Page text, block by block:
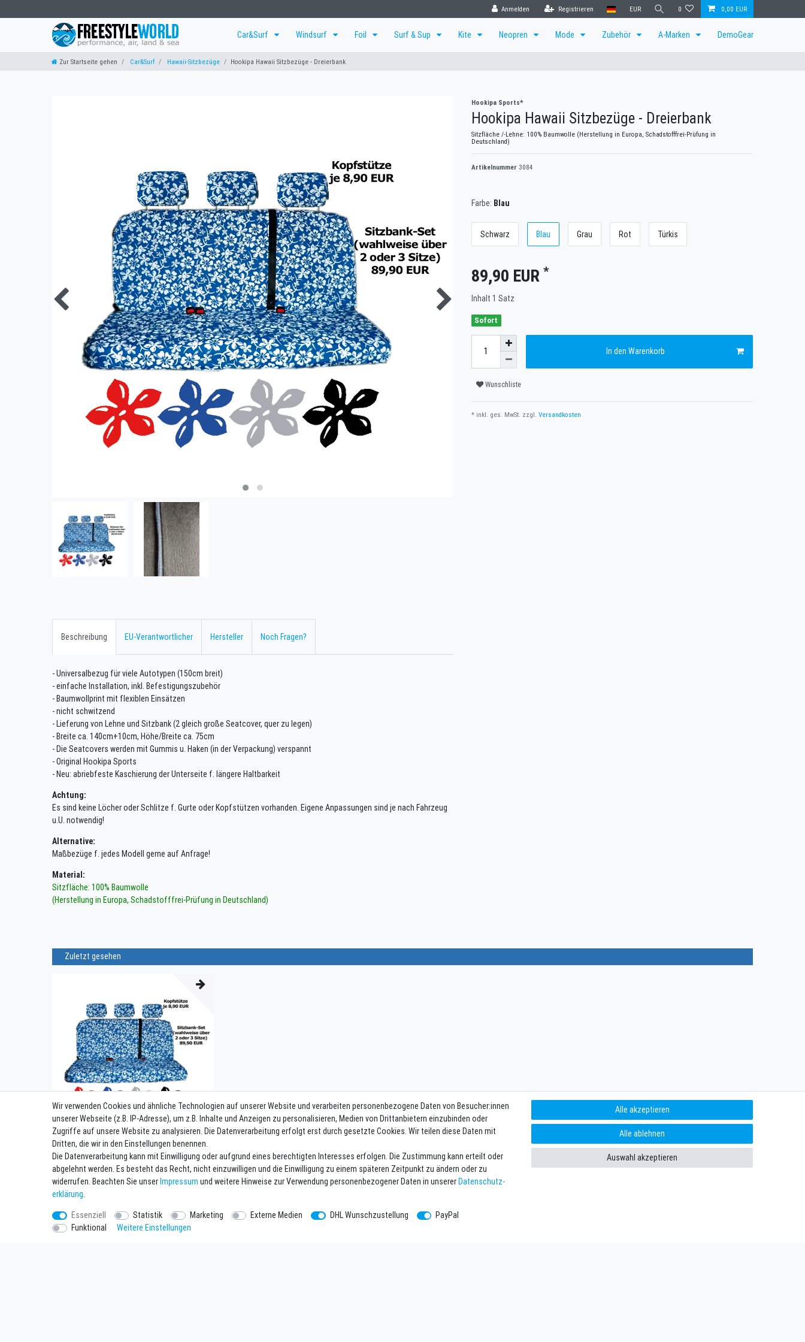
Anmelden Registrieren EUR 0 0,00 EUR
Car&Surf Windsurf Foil Surf & Sup Kite Neopren Mode Zubehör A-Marken DemoGear
Zur Startseite gehen Car&Surf Hawaii-Sitzbezüge Hookipa Hawaii Sitzbezüge - Dreierbank
Hookipa Sports*
Hookipa Hawaii Sitzbezüge - Dreierbank
Sitzfläche /-Lehne: 100% Baumwolle (Herstellung in Europa, Schadstofffrei-Prüfung in
Deutschland)
Artikelnummer 3084
Farbe: Blau
Schwarz Blau Grau Rot Türkis
89,90 EUR *
Inhalt 1 Satz
Sofort
In den Warenkorb
Wunschliste
* inkl. ges. MwSt. zzgl. Versandkosten
Beschreibung EU-Verantwortlicher Hersteller Noch Fragen?
- Universalbezug für viele Autotypen (150cm breit)
- einfache Installation, inkl. Befestigungszubehör
- Baumwollprint mit flexiblen Einsätzen
- nicht schwitzend
- Lieferung von Lehne und Sitzbank (2 gleich große Seatcover, quer zu legen)
- Breite ca. 140cm+10cm, Höhe/Breite ca. 75cm
- Die Seatcovers werden mit Gummis u. Haken (in der Verpackung) verspannt
- Original Hookipa Sports
- Neu: abriebfeste Kaschierung der Unterseite f. längere Haltbarkeit
Achtung:
Es sind keine Löcher oder Schlitze f. Gurte oder Kopfstützen vorhanden. Eigene Anpassungen sind je nach Fahrzeug
u.U. notwendig!
Alternative:
Maßbezüge f. jedes Modell gerne auf Anfrage!
Material:
Sitzfläche: 100% Baumwolle
(Herstellung in Europa, Schadstofffrei-Prüfung in Deutschland)
Zuletzt gesehen
Hookipa Hawaii Sitzbezüge - Dreierbank
ab 89,90 € *
1 Satz
* inkl. ges. MwSt. Versandkosten
Wir verwenden Cookies und ähnliche Technologien auf unserer Website und verarbeiten personenbezogene Daten von Besucher:innen
unserer Webseite (z.B. IP-Adresse), um z.B. Inhalte und Anzeigen zu personalisieren, Medien von Drittanbietern einzubinden oder
Zugriffe auf unsere Website zu analysieren. Die Datenverarbeitung erfolgt erst durch gesetzte Cookies. Wir teilen diese Daten mit
Dritten, die wir in den Einstellungen benennen.
Die Datenverarbeitung kann mit Einwilligung oder aufgrund eines berechtigten Interesses erfolgen. Die Zustimmung kann erteilt oder
abgelehnt werden. Es besteht das Recht, nicht einzuwilligen und die Einwilligung zu einem späteren Zeitpunkt zu ändern oder zu
widerrufen. Beachten Sie unserImpressum und weitere Hinweise zur Verwendung personenbezogener Daten in unsererDaten­schutz­
erklärung.
Essenziell
Statistik Marketing Externe Medien DHL Wunschzustellung
PayPal
Funktional
Weitere Einstellungen
Alle akzeptieren
Alle ablehnen
Auswahl akzeptieren